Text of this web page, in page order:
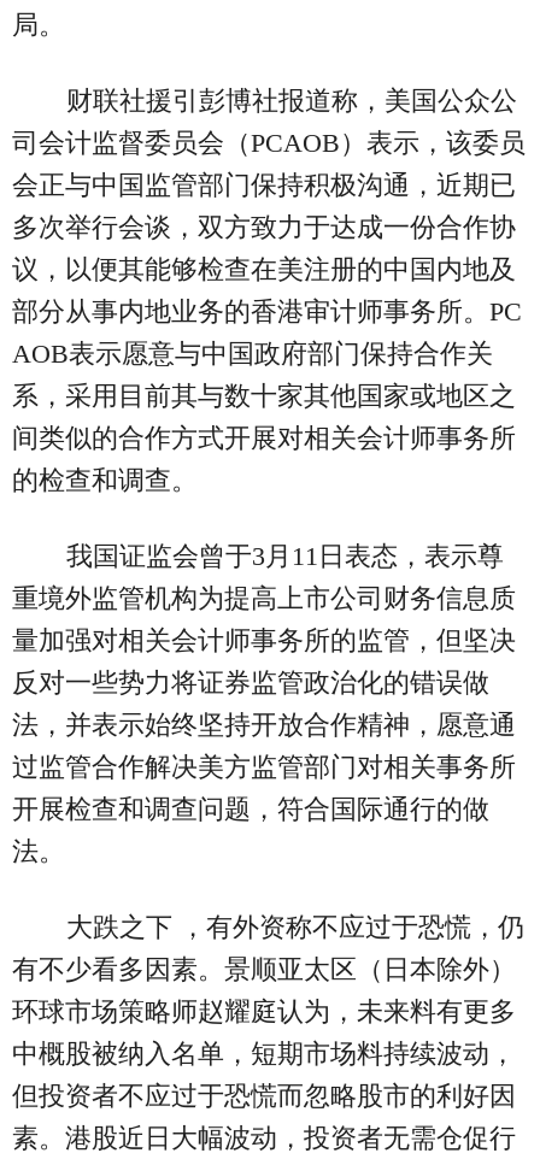
局。
财联社援引彭博社报道称，美国公众公
司会计监督委员会（PCAOB）表示，该委员
会正与中国监管部门保持积极沟通，近期已
多次举行会谈，双方致力于达成一份合作协
议，以便其能够检查在美注册的中国内地及
部分从事内地业务的香港审计师事务所。PC
AOB表示愿意与中国政府部门保持合作关
系，采用目前其与数十家其他国家或地区之
间类似的合作方式开展对相关会计师事务所
的检查和调查。
我国证监会曾于3月11日表态，表示尊
重境外监管机构为提高上市公司财务信息质
量加强对相关会计师事务所的监管，但坚决
反对一些势力将证券监管政治化的错误做
法，并表示始终坚持开放合作精神，愿意通
过监管合作解决美方监管部门对相关事务所
开展检查和调查问题，符合国际通行的做
法。
大跌之下 ，有外资称不应过于恐慌，仍
有不少看多因素。景顺亚太区（日本除外）
环球市场策略师赵耀庭认为，未来料有更多
中概股被纳入名单，短期市场料持续波动，
但投资者不应过于恐慌而忽略股市的利好因
素。港股近日大幅波动，投资者无需仓促行